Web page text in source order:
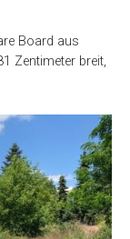
Board aus
Zentimeter breit,